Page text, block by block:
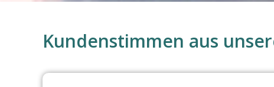
Kundenstimmen aus